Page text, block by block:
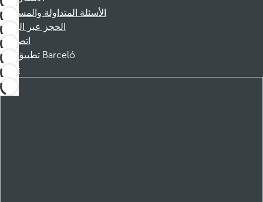
الأسئلة المتداولة والمساعدة
الحجز عبر الهاتف
اتصل بنا
تطبيق Barceló
تنزيل